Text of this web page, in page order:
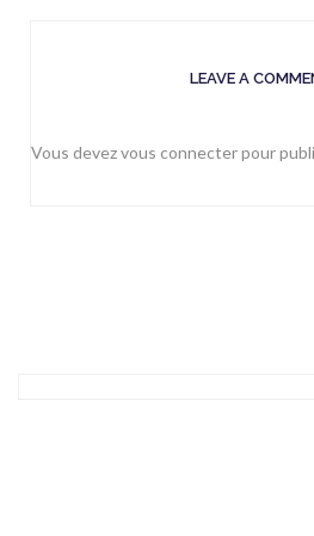
LEAVE A
Vous devezvous connecterpour